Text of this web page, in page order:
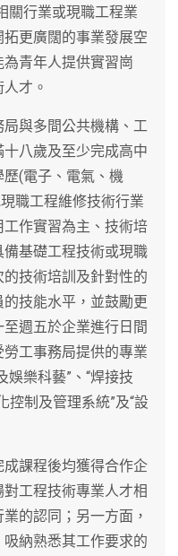
關行業或現職工程業
更廣闊的事業發展空
青年人提供實習崗
才。
與多間公共機構、工
八歲及至少完成高中
(電子、電氣、機
職工程維修技術行業
作實習為主、技術培
基礎工程技術或現職
技術培訓及針對性的
技能水平，並鼓勵更
週五於企業進行日間
工事務局提供的專業
娛樂科藝”、“焊接技
控制及管理系統”及“設
課程後均獲得合作企
工程技術專業人才相
的認同；另一方面，
納熟悉其工作要求的